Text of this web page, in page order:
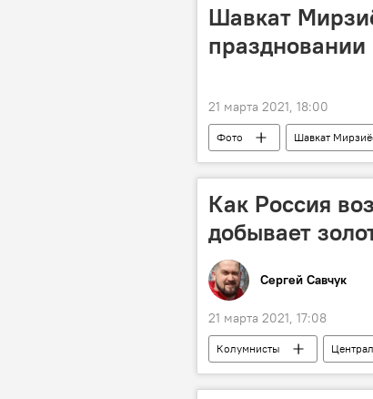
Шавкат
праздновании
21 марта 2021, 18:00
Фото Шавкат
Как Россия
добывает
Сергей Савчук
21 марта 2021, 17:08
Колумнисты